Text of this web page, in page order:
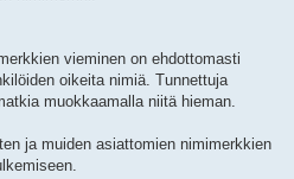
vieminen on ehdottomasti
oikeita nimiä. Tunnettuja
muokkaamalla niitä hieman.
ja muiden asiattomien nimimerkkien